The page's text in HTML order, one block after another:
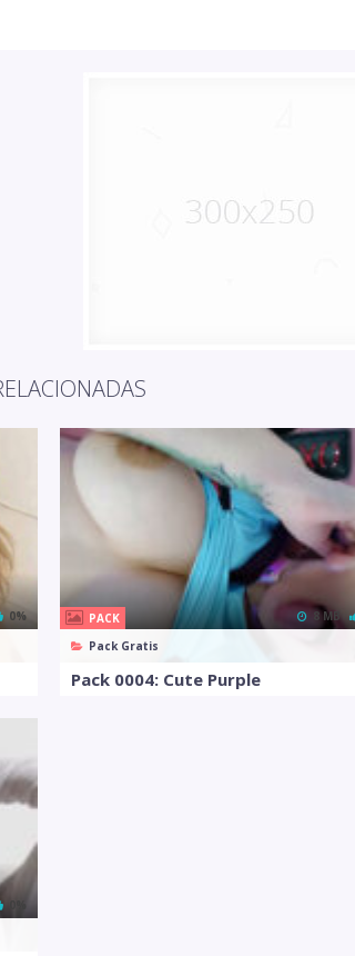
0%
PACK
Pack Gratis
8 MB
Pack 0004: Cute Purple